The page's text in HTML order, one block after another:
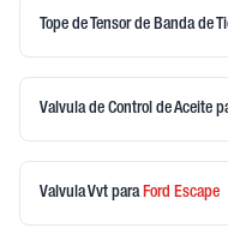
Tope de Tensor de Banda de
Valvula de Control de Aceite
Valvula Vvt para Ford Escape